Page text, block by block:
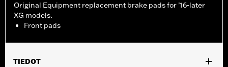
Original Equipment replacement brake pads for ’16-later
XG models.
Front pads
TIEDOT